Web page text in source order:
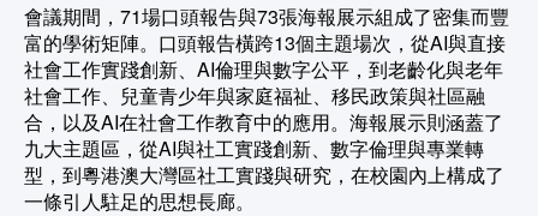
會議期間，71場口頭報告與73張海報展示組成了密集而豐
富的學術矩陣。口頭報告橫跨13個主題場次，從AI與直接
社會工作實踐創新、AI倫理與數字公平，到老齡化與老年
社會工作、兒童青少年與家庭福祉、移民政策與社區融
合，以及AI在社會工作教育中的應用。海報展示則涵蓋了
九大主題區，從AI與社工實踐創新、數字倫理與專業轉
型，到粵港澳大灣區社工實踐與研究，在校園內上構成了
一條引人駐足的思想長廊。